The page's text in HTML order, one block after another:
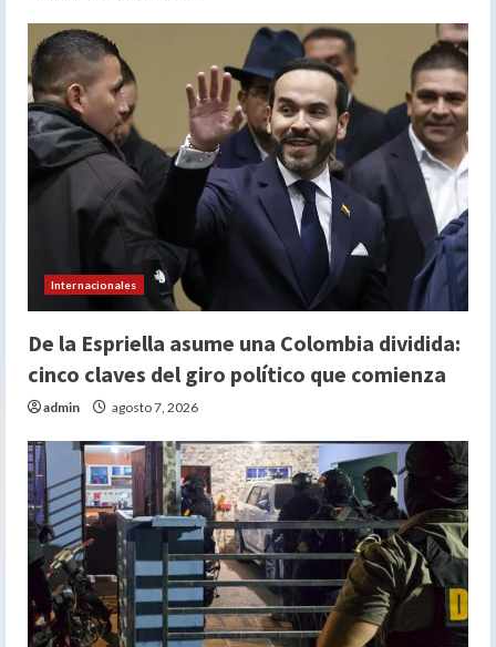
Internacionales
De la Espriella asume una Colombia dividida:
cinco claves del giro político que comienza
admin agosto 7, 2026